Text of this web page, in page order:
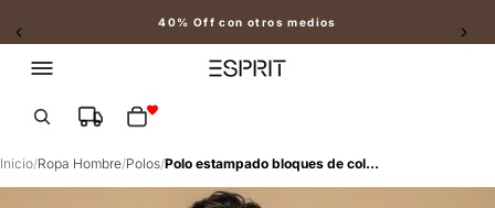
40% Off con otros medios
Slide 2 of 2
Inicio/Ropa Hombre/Polos/ Polo estampado bloques de color - Azul